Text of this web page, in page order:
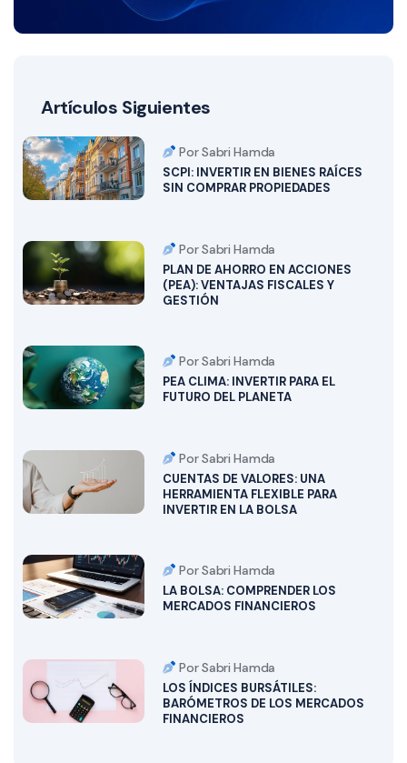
Artículos Siguientes
Por Sabri Hamda
SCPI: INVERTIR EN BIENES RAÍCES
SIN COMPRAR PROPIEDADES
Por Sabri Hamda
PLAN DE AHORRO EN ACCIONES
(PEA): VENTAJAS FISCALES Y
GESTIÓN
Por Sabri Hamda
PEA CLIMA: INVERTIR PARA EL
FUTURO DEL PLANETA
Por Sabri Hamda
CUENTAS DE VALORES: UNA
HERRAMIENTA FLEXIBLE PARA
INVERTIR EN LA BOLSA
Por Sabri Hamda
LA BOLSA: COMPRENDER LOS
MERCADOS FINANCIEROS
Por Sabri Hamda
LOS ÍNDICES BURSÁTILES:
BARÓMETROS DE LOS MERCADOS
FINANCIEROS